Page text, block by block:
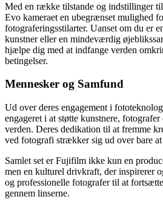
Med en række tilstande og indstillinger
Evo kameraet en ubegrænset mulighed
fotograferingsstilarter. Uanset om du er
kunstner eller en mindeværdig
hjælpe dig med at indfange verden
betingelser.
Mennesker og Samfund
Ud over deres engagement i
engageret i at støtte kunstnere,
verden. Deres dedikation til at fremme
ved fotografi strækker sig ud over bare
Samlet set er Fujifilm ikke kun en
men en kulturel drivkraft, der inspirerer
og professionelle fotografer til at
gennem linserne.